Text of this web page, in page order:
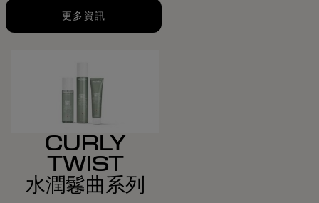
更多資訊
CURLY
TWIST
水潤鬈曲系列